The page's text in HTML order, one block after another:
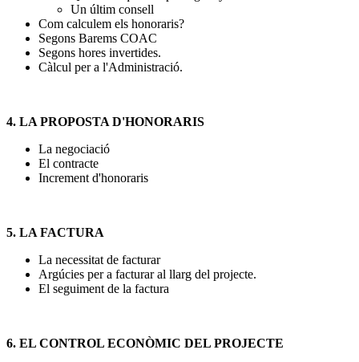
Un últim consell
Com calculem els honoraris?
Segons Barems COAC
Segons hores invertides.
Càlcul per a l'Administració.
4. LA PROPOSTA D'HONORARIS
La negociació
El contracte
Increment d'honoraris
5. LA FACTURA
La necessitat de facturar
Argúcies per a facturar al llarg del projecte.
El seguiment de la factura
6. EL CONTROL ECONÒMIC DEL PROJECTE